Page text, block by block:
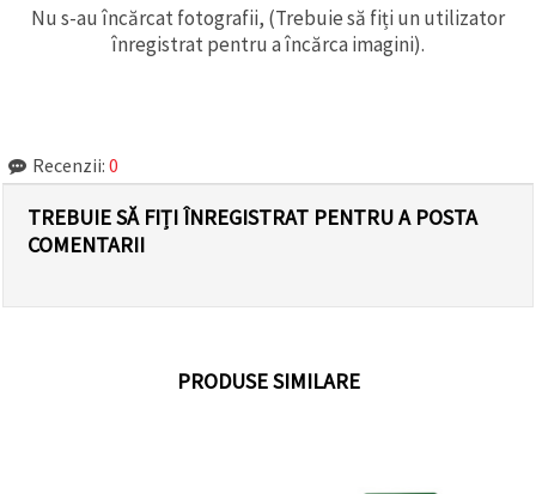
Nu s-au încărcat fotografii, (Trebuie să fiți un utilizator
înregistrat pentru a încărca imagini).
Recenzii: 0
TREBUIE SĂ FIȚI ÎNREGISTRAT PENTRU A POSTA
COMENTARII
PRODUSE SIMILARE